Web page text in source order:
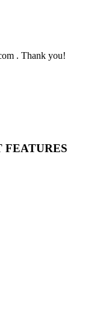
. Thank you!
FEATURES